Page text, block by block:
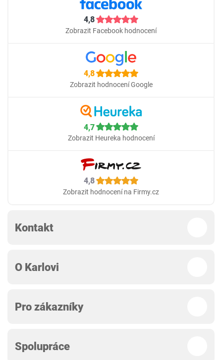
4,8
Zobrazit Facebook hodnocení
4,8
Zobrazit hodnocení Google
4,7
Zobrazit Heureka hodnocení
4,8
Zobrazit hodnocení na Firmy.cz
Kontakt
O Karlovi
Pro zákazníky
Spolupráce